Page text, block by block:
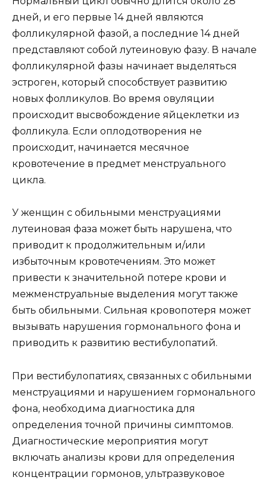
дней, и его первые 14 дней являются
фолликулярной фазой, а последние 14 дней
представляют собой лутеиновую фазу. В начале
фолликулярной фазы начинает выделяться
эстроген, который способствует развитию
новых фолликулов. Во время овуляции
происходит высвобождение яйцеклетки из
фолликула. Если оплодотворения не
происходит, начинается месячное
кровотечение в предмет менструального
цикла.
У женщин с обильными менструациями
лутеиновая фаза может быть нарушена, что
приводит к продолжительным и/или
избыточным кровотечениям. Это может
привести к значительной потере крови и
межменструальные выделения могут также
быть обильными. Сильная кровопотеря может
вызывать нарушения гормонального фона и
приводить к развитию вестибулопатий.
При вестибулопатиях, связанных с обильными
менструациями и нарушением гормонального
фона, необходима диагностика для
определения точной причины симптомов.
Диагностические мероприятия могут
включать анализы крови для определения
концентрации гормонов, ультразвуковое